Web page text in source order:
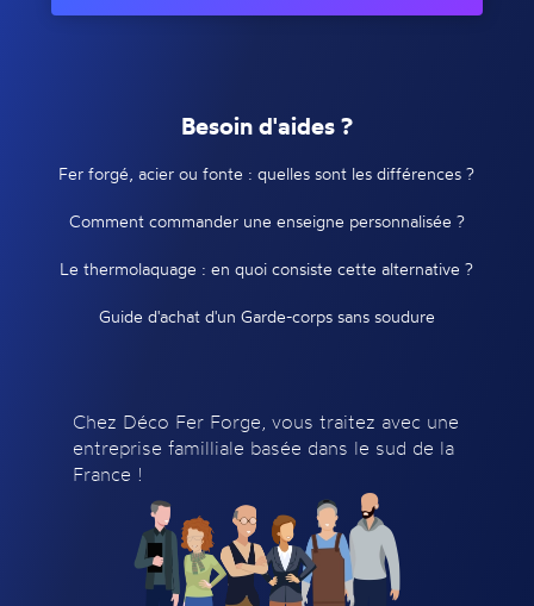
Besoin d'aides ?
Fer forgé, acier ou fonte : quelles sont les différences ?
Comment commander une enseigne personnalisée ?
Le thermolaquage : en quoi consiste cette alternative ?
Guide d'achat d'un Garde-corps sans soudure
Chez Déco Fer Forge, vous traitez avec une
entreprise familliale basée dans le sud de la
France !